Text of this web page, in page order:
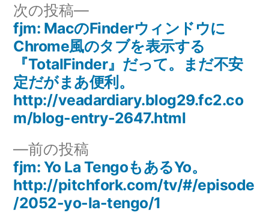
投
稿
ナ
ビ
ゲ
ー
シ
前の投稿
の
投
稿:
fjm: Yo La TengoもあるYo。
http://pitchfork.com/tv/#/episode
/2052-yo-la-tengo/1
次の投稿
次
の
投
稿:
fjm: MacのFinderウィンドウに
Chrome風のタブを表示する
『TotalFinder』だって。まだ不安
定だがまあ便利。
http://veadardiary.blog29.fc2.co
m/blog-entry-2647.html